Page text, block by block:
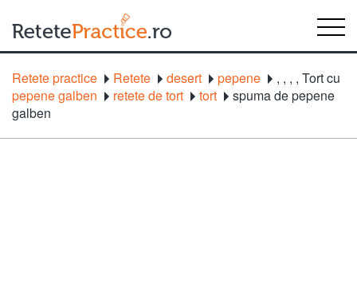
Retete practice Retete desert ,
pepene
,
pepene galben
,
retete de tort
,
tort
Tort cu
spuma de pepene
galben